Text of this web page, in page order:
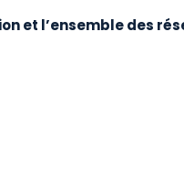
et l’ensemble des